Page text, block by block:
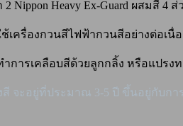
Nippon Heavy Ex-Guard ผสมสี 4
ครื่องกวนสีไฟฟ้ากวนสีอย่างต่อเนื่อ
ำการเคลือบสีด้วยลูกกลิ้ง หรือแปร
สี จะอยู่ที่ประมาณ 3-5 ปี ขึ้นอยู่กับก